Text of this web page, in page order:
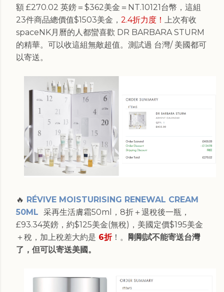
額 £270.02 英鎊＝$362美金＝NT.10121台幣，這組
23件商品總價值$1503美金， 2.4折力度！
上次有收
spaceNK月曆的人都蠻喜歡 DR BARBARA STURM
的精華。可以收這組無敵超值。測試過 台灣/ 美國都可
以寄送。
🔥 RÉVIVE MOISTURISING RENEWAL CREAM
50ML 采再生活膚霜50ml，8折＋退稅後一瓶，
£93.34英鎊，約$125美金(無稅)，美國定價$195美金
＋稅，加上稅差大約是 6折！。
剛剛試不能寄送台灣
了，但可以寄送美國。